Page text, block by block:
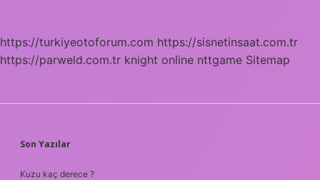
https://turkiyeotoforum.com https://sisnetinsaat.com.tr
https://parweld.com.tr knight online nttgame Sitemap
SIDEBAR
Son Yazılar
Kuzu kaç derece ?